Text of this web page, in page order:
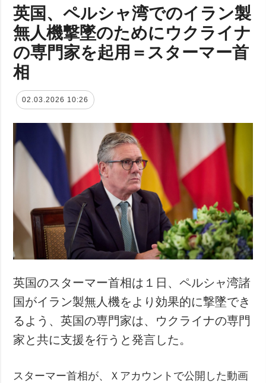
英国、ペルシャ湾でのイラン製
無人機撃墜のためにウクライナ
の専門家を起用＝スターマー首
相
02.03.2026 10:26
英国のスターマー首相は１日、ペルシャ湾諸
国がイラン製無人機をより効果的に撃墜でき
るよう、英国の専門家は、ウクライナの専門
家と共に支援を行うと発言した。
スターマー首相が、Ｘアカウントで公開した動画